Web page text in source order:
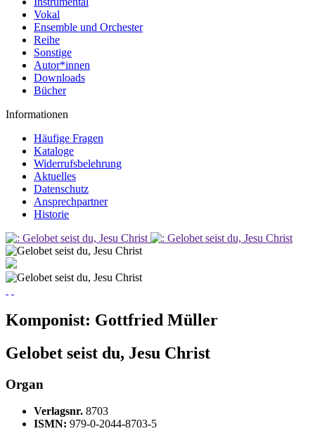
Vokal
Ensemble und Orchester
Reihe
Sonstige
Autor*innen
Downloads
Bücher
Informationen
Häufige Fragen
Kataloge
Widerrufsbelehrung
Aktuelles
Datenschutz
Ansprechpartner
Historie
Komponist: Gottfried Müller
Gelobet seist du, Jesu Christ
Organ
Verlagsnr. 8703
ISMN: 979-0-2044-8703-5